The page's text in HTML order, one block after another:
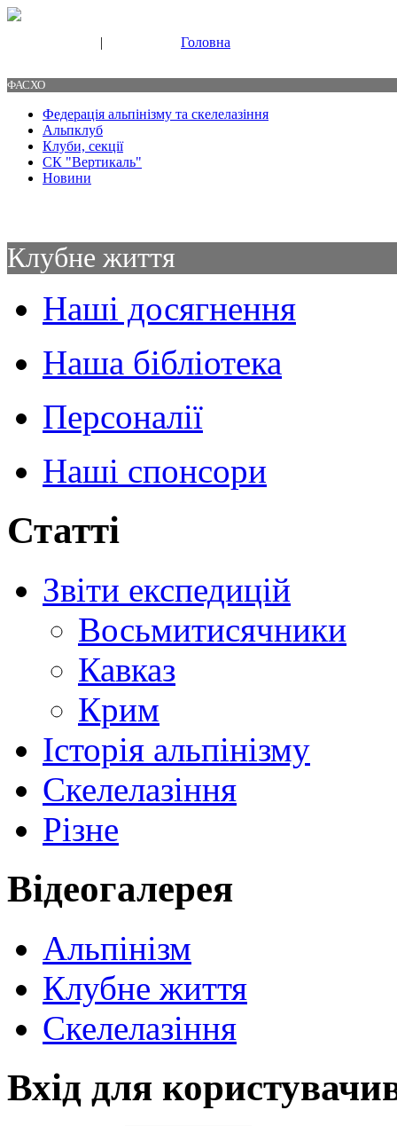
| Головна
ФАСХО
Федерація альпінізму та скелелазіння
Альпклуб
Клуби, секції
СК "Вертикаль"
Новини
Клубне життя
Наші досягнення
Наша бібліотека
Персоналії
Наші спонсори
Статті
Звіти експедицій
Восьмитисячники
Кавказ
Крим
Історія альпінізму
Скелелазіння
Різне
Відеогалерея
Альпінізм
Клубне життя
Скелелазіння
Вхід для